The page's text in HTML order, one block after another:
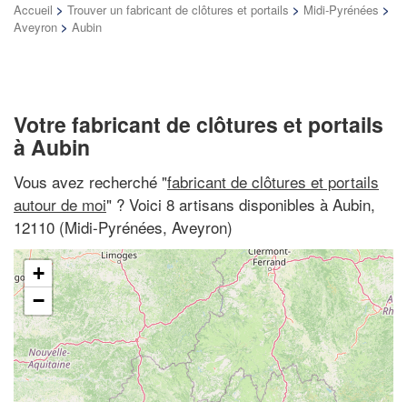
Accueil > Trouver un fabricant de clôtures et portails > Midi-Pyrénées >
Aveyron > Aubin
Votre fabricant de clôtures et portails
à Aubin
Vous avez recherché "fabricant de clôtures et portails
autour de moi" ? Voici 8 artisans disponibles à Aubin,
12110 (Midi-Pyrénées, Aveyron)
+
−